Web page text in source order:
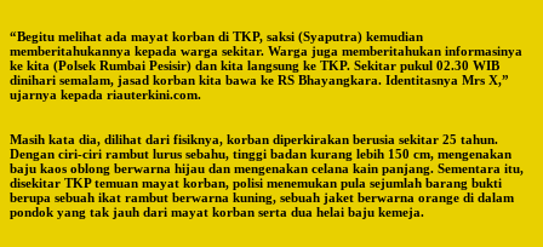
“Begitu melihat ada mayat korban di TKP, saksi (Syaputra) kemudian
memberitahukannya kepada warga sekitar. Warga juga memberitahukan informasinya
ke kita (Polsek Rumbai Pesisir) dan kita langsung ke TKP. Sekitar pukul 02.30 WIB
dinihari semalam, jasad korban kita bawa ke RS Bhayangkara. Identitasnya Mrs X,”
ujarnya kepada riauterkini.com.
Masih kata dia, dilihat dari fisiknya, korban diperkirakan berusia sekitar 25 tahun.
Dengan ciri-ciri rambut lurus sebahu, tinggi badan kurang lebih 150 cm, mengenakan
baju kaos oblong berwarna hijau dan mengenakan celana kain panjang. Sementara itu,
disekitar TKP temuan mayat korban, polisi menemukan pula sejumlah barang bukti
berupa sebuah ikat rambut berwarna kuning, sebuah jaket berwarna orange di dalam
pondok yang tak jauh dari mayat korban serta dua helai baju kemeja.